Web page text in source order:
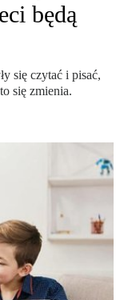
będą
się czytać i pisać,
się zmienia.